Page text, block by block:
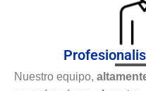
Nuestro equipo,